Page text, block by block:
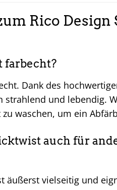
Rico
farbecht?
Dank des
strahlend und lebendig.
waschen, um ein
auch für
äußerst vielseitig und